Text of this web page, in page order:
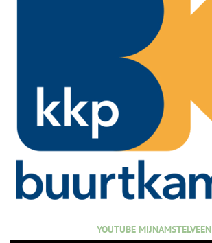
YOUTUBE MIJNAMSTELVEEN